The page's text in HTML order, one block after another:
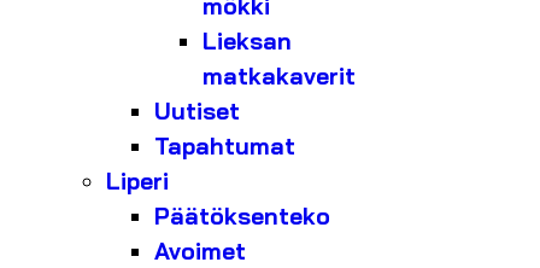
mökki
Lieksan
matkakaverit
Uutiset
Tapahtumat
Liperi
Päätöksenteko
Avoimet